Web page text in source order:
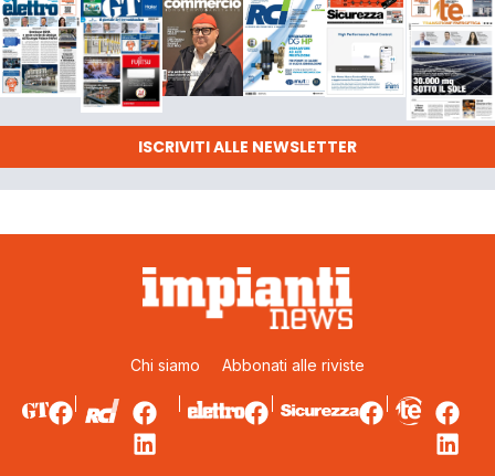
ISCRIVITI ALLE NEWSLETTER
Chi siamo Abbonati alle riviste